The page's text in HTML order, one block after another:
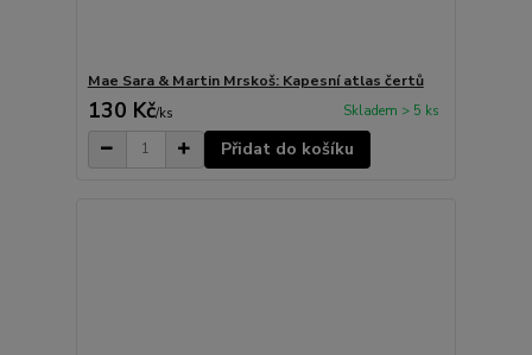
Mae Sara & Martin Mrskoš: Kapesní atlas čertů
130 Kč/ks Skladem > 5 ks
Přidat do košíku